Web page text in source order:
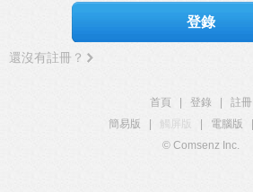
登錄
還沒有註冊？
首頁 登錄
註冊
簡易版
觸屏版 電腦版
© Comsenz Inc.